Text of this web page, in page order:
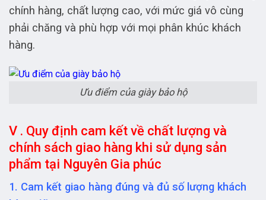
chính hàng, chất lượng cao, với mức giá vô cùng
phải chăng và phù hợp với mọi phân khúc khách
hàng.
Ưu điểm của giày bảo hộ
V . Quy định cam kết về chất lượng và
chính sách giao hàng khi sử dụng sản
phẩm tại Nguyên Gia phúc
1. Cam kết giao hàng đúng và đủ số lượng khách